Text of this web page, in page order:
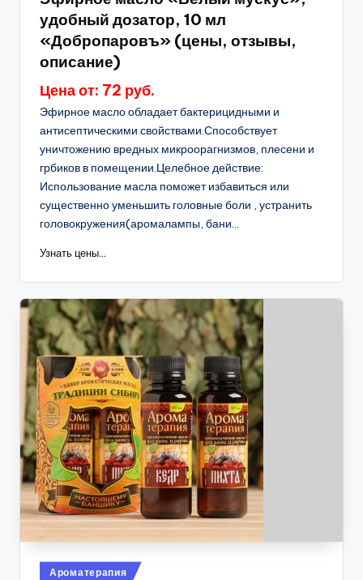
удобный дозатор, 10 мл
«Добропаровъ» (цены, отзывы,
описание)
Цена от: 72 руб.
Эфирное масло обладает бактерицидными и
антисептическими свойствами.Способствует
уничтожению вредных микроорагнизмов, плесени и
грбиков в помещении.Целебное действие:
Использование масла поможет избавиться или
существенно уменьшить головные боли , устранить
головокружения(аромалампы, бани...
Узнать цены...
Опубликовано
Ароматерапия